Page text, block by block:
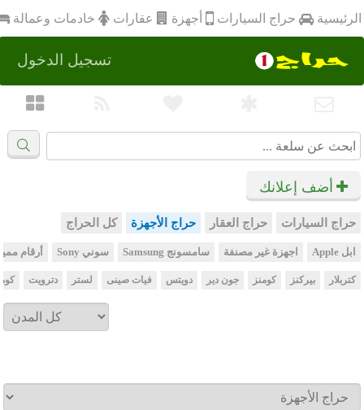
الرئيسية حراج السيارات أجهزة عقارات خادمات وعمالة
تسجيل الدخول
أضف إعلانك
حراج السيارات حراج العقار حراج الأجهزة كل الحراج
ابل Apple اجهزة غير مصنفة سامسونج Samsung سوني Sony أرقام
كتربلار بيركنز كومنز جون دير دويتس فيات صينى لستر دترويت